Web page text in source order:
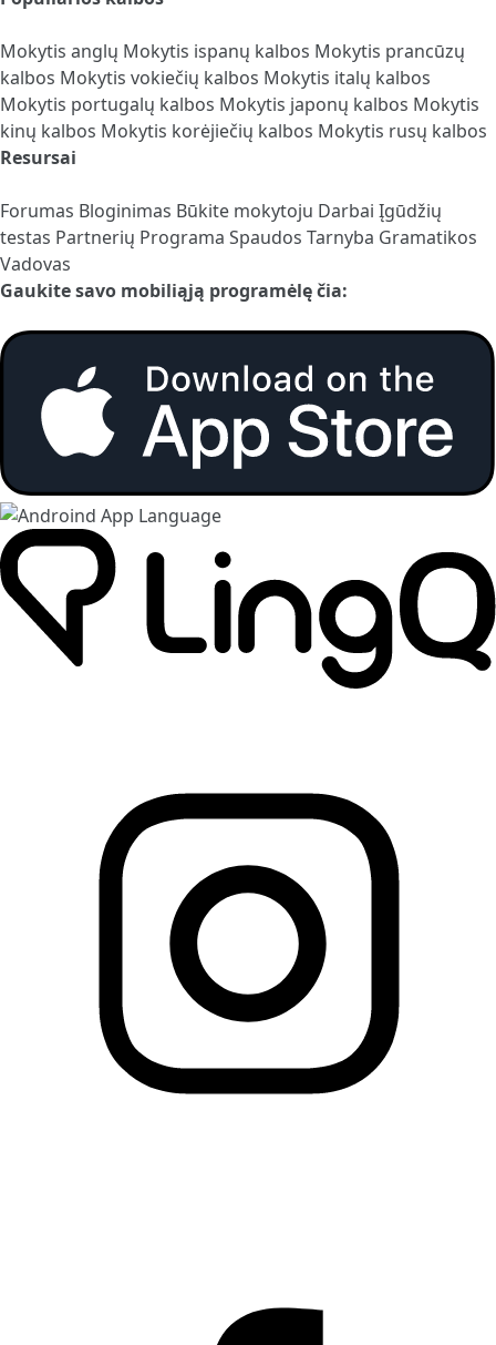
Mokytis anglų Mokytis ispanų kalbos Mokytis prancūzų
kalbos Mokytis vokiečių kalbos Mokytis italų kalbos
Mokytis portugalų kalbos Mokytis japonų kalbos Mokytis
kinų kalbos Mokytis korėjiečių kalbos Mokytis rusų kalbos
Resursai
Forumas Bloginimas Būkite mokytoju Darbai Įgūdžių
testas Partnerių Programa Spaudos Tarnyba Gramatikos
Vadovas
Gaukite savo mobiliąją programėlę čia: